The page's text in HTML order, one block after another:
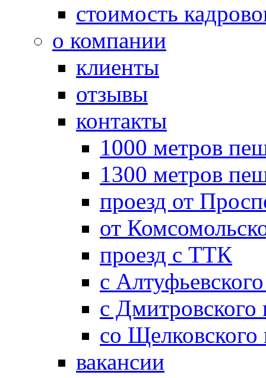
стоимость
о компании
клиенты
отзывы
контакты
1000 метров
1300 метров
проезд от
от
проезд с ТТК
с
с Дмитровского
со Щелковского
вакансии